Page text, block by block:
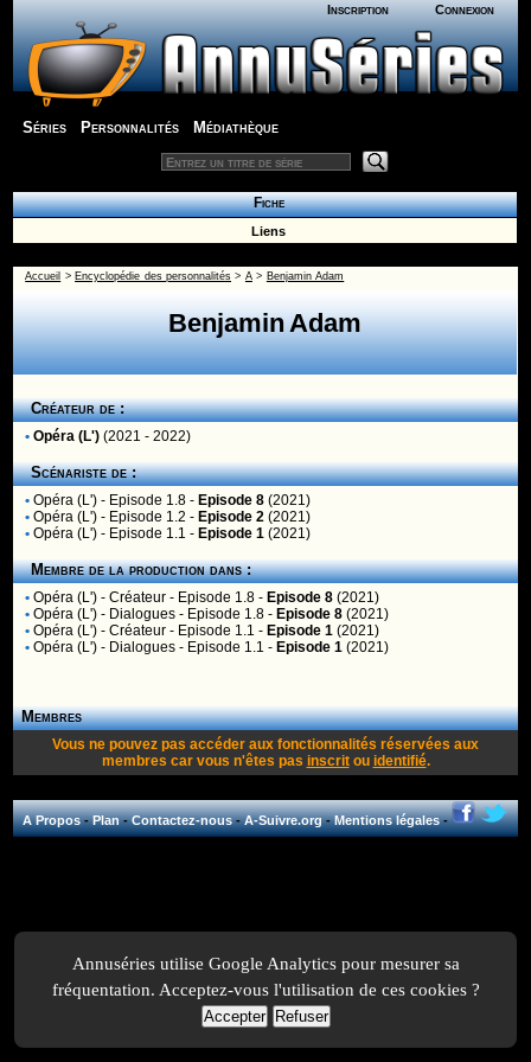
Inscription Connexion
Séries Personnalités Médiathèque
Fiche
Liens
Accueil > Encyclopédie des personnalités > A> Benjamin Adam
Benjamin Adam
Créateur de :
• Opéra (L') (2021 - 2022)
Scénariste de :
• Opéra (L') - Episode 1.8 - Episode 8 (2021)
• Opéra (L') - Episode 1.2 - Episode 2 (2021)
• Opéra (L') - Episode 1.1 - Episode 1 (2021)
Membre de la production dans :
• Opéra (L') - Créateur - Episode 1.8 - Episode 8 (2021)
• Opéra (L') - Dialogues - Episode 1.8 - Episode 8 (2021)
• Opéra (L') - Créateur - Episode 1.1 - Episode 1 (2021)
• Opéra (L') - Dialogues - Episode 1.1 - Episode 1 (2021)
Membres
Vous ne pouvez pas accéder aux fonctionnalités réservées aux
membres car vous n'êtes pas inscritou identifié.
A Propos-Plan-Contactez-nous-A-Suivre.org-Mentions légales-
Annuséries utilise Google Analytics pour mesurer sa
fréquentation. Acceptez-vous l'utilisation de ces cookies ?
Accepter Refuser